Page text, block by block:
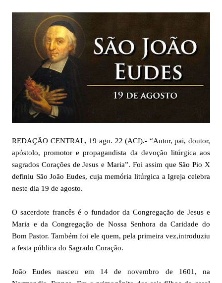
REDAÇÃO CENTRAL, 19 ago. 22 (ACI).- “Autor, pai, doutor,
apóstolo, promotor e propagandista da devoção litúrgica aos
sagrados Corações de Jesus e Maria”. Foi assim que São Pio X
definiu São João Eudes, cuja memória litúrgica a Igreja celebra
neste dia 19 de agosto.
O sacerdote francês é o fundador da Congregação de Jesus e
Maria e da Congregação de Nossa Senhora da Caridade do
Bom Pastor. Também foi ele quem, pela primeira vez,introduziu
a festa pública do Sagrado Coração.
João Eudes nasceu em 14 de novembro de 1601, na